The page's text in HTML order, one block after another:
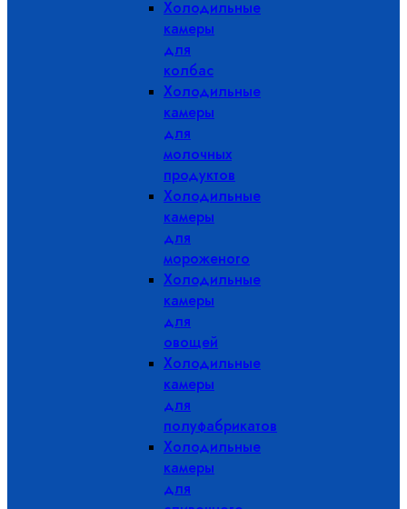
Холодильные
камеры
для
колбас
Холодильные
камеры
для
молочных
продуктов
Холодильные
камеры
для
мороженого
Холодильные
камеры
для
овощей
Холодильные
камеры
для
полуфабрикатов
Холодильные
камеры
для